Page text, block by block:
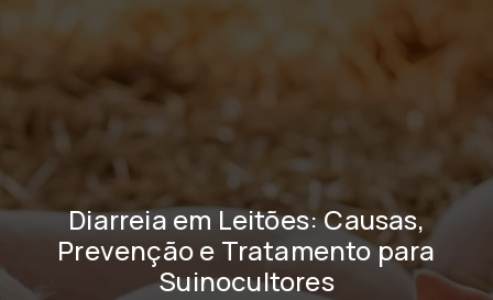
Diarreia em Leitões: Causas,
Prevenção e Tratamento para
Suinocultores